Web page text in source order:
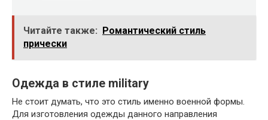
Читайте также: Романтический стиль
прически
Одежда в стиле military
Не стоит думать, что это стиль именно военной формы.
Для изготовления одежды данного направления